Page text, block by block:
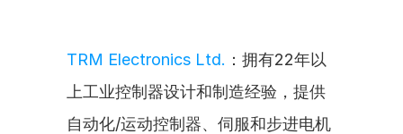
TRM Electronics Ltd. ：拥有22年以
上工业控制器设计和制造经验，提供
自动化/运动控制器、伺服和步进电机